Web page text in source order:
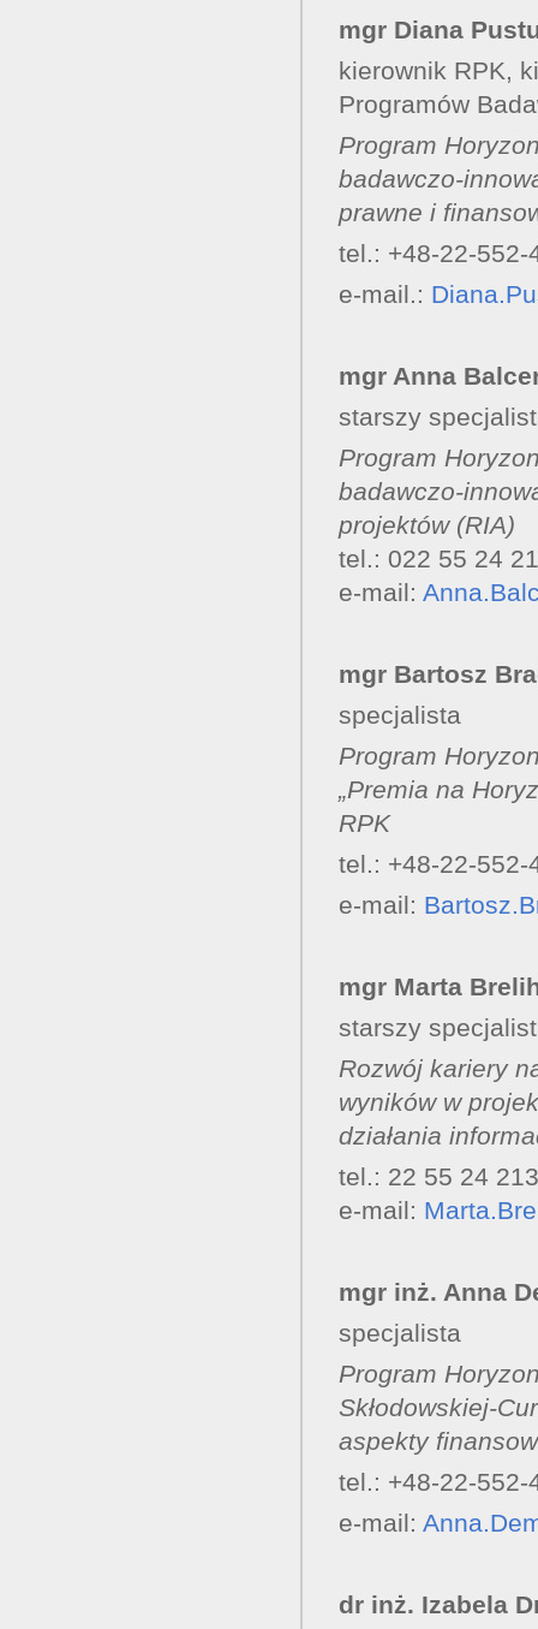
mgr Diana
kierownik RPK,
Programów
Program
badawczo-
prawne i
tel.: +48-22-552-
e-mail.:
mgr Anna
starszy
Program
badawczo-
projektów (RIA)
tel.: 022 55 24
e-mail:
mgr Bartosz
specjalista
Program
„Premia na
RPK
tel.: +48-22-552-
e-mail:
mgr Marta
starszy
Rozwój kariery
wyników w
działania
tel.: 22 55 24 213
e-mail:
mgr inż. Anna
specjalista
Program
Skłodowskiej-
aspekty
tel.: +48-22-552-
e-mail:
dr inż. Izabela